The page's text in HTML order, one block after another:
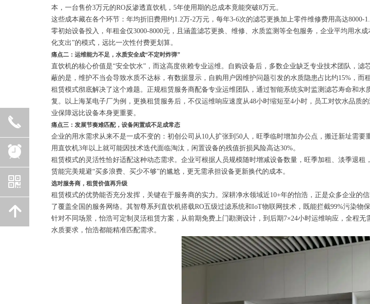
本，一台售价3万元的RO反渗透直饮机，5年使用期的总成本竟能突破8万元。
这些成本藏在各个环节：年均折旧费用约1.2万-2万元，每年3-6次的滤芯更换加上零件维修费用高达
零初始设备投入，年租金仅3000-8000元，且涵盖滤芯更换、维修、水质监测等全包服务，企业平均用水
化支出”的模式，远比一次性付费更划算。
痛点二：运维能力不足，水质安全成“不定时炸弹”
直饮机的核心价值是“安全饮水”，而这高度依赖专业运维。自购设备后，多数企业缺乏专业技术团队，
蔽的是，维护不当会导致水质不达标，有数据显示，自购用户因维护问题引发的水质隐患占比约15%，而
租赁模式彻底解决了这个难题。正规租赁服务商配备专业运维团队，通过智能系统实时监测滤芯寿命和
复。以上海某电子厂为例，更换租赁服务后，不仅运维响应速度从48小时缩短至4小时，员工对饮水品质
业保障远比设备本身更重要。
痛点三：发展节奏难匹配，设备闲置或不足成常态
企业的用水需求从来不是一成不变的：初创公司从10人扩张到50人，旺季临时增加办公点，搬迁新址需
用直饮机3年以上就可能因技术迭代面临淘汰，闲置设备的残值折损风险高达30%。
租赁模式的灵活性恰好适配这种动态需求。企业可根据人员规模随时增减设备数量，旺季加租、淡季退
赁能完美规避“买多浪费、买少不够”的尴尬，更无需承担设备更新换代的成本。
选对服务商，租赁价值再升级
租赁模式的优势能否充分发挥，关键在于服务商的实力。深耕净水领域近10+年的怡浩，正是众多企业的
了覆盖全国的服务网络。其智尊系列直饮机搭载RO五级过滤系统和IoT物联网技术，既能拦截99%污染物
针对不同场景，怡浩可定制灵活租赁方案，从前期免费上门勘测设计，到后期7×24小时运维响应，全程
水质要求，怡浩都能精准匹配需求。
끅
뀥
낃
녕